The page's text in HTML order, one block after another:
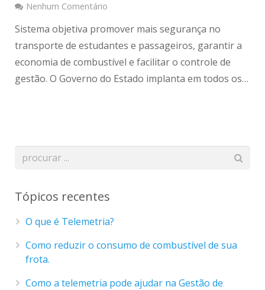
Nenhum Comentário
Sistema objetiva promover mais segurança no
transporte de estudantes e passageiros, garantir a
economia de combustível e facilitar o controle de
gestão. O Governo do Estado implanta em todos os…
Tópicos recentes
O que é Telemetria?
Como reduzir o consumo de combustível de sua
frota.
Como a telemetria pode ajudar na Gestão de